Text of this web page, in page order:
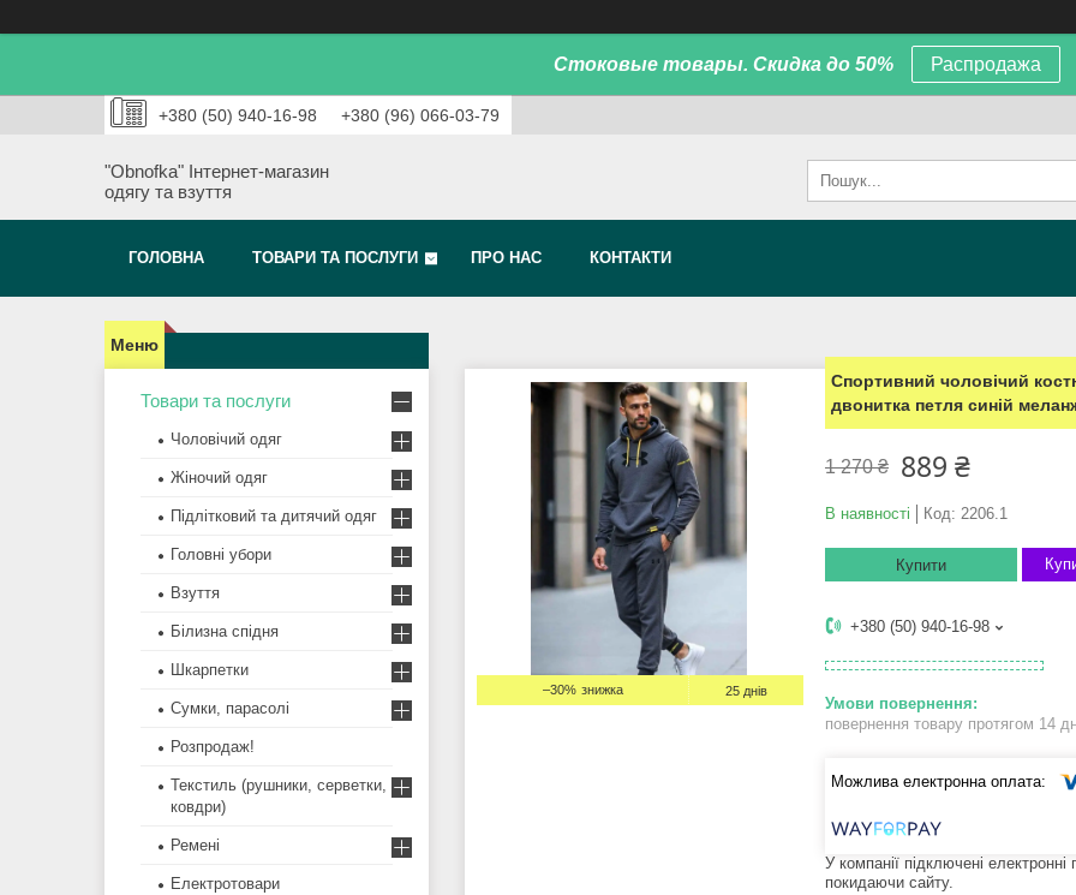
Стоковые товары. Скидка до 50% Распродажа
+380 (50) 940-16-98 +380 (96) 066-03-79
"Obnofka" Інтернет-магазин
одягу та взуття
ГОЛОВНА ТОВАРИ ТА ПОСЛУГИ ПРО НАС КОНТАКТИ
–30% 25 днів
Спортивний чоловічий
двонитка петля синій
1 270 ₴ 889 ₴
В наявності Код: 2206.1
Купити
+380 (50) 940-16-98
повернення товару протягом 14
У компанії підключені
покидаючи сайту.
Товари та послуги
Чоловічий одяг
Жіночий одяг
Підлітковий та дитячий одяг
Головні убори
Взуття
Білизна спідня
Шкарпетки
Сумки, парасолі
Розпродаж!
Текстиль (рушники, серветки,
ковдри)
Ремені
Електротовари